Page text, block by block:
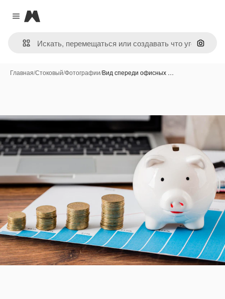
Close menu
Magnific
Поиск
Главная/Стоковый/Фотографии/Вид спереди офисных …